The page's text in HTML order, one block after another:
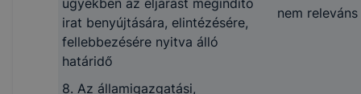
szerv hivatalos neve
(teljes neve), székhelye,
elérhetősége (telefon,
telefax, földrajzi hely,
postacím, elektronikus
Felnőttképzési Hivatal
Székhely: 1089
irat benyújtására, elintézésére,
fellebbezésére nyitva álló
határidő
nem releváns
8. Az államigazgatási,